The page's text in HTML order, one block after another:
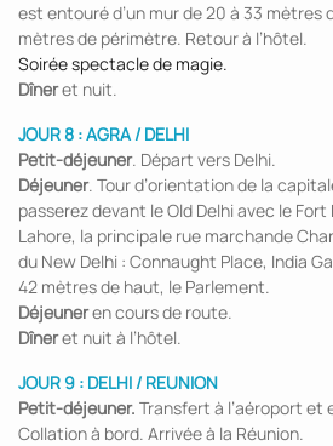
est entouré d’un mur de 20 à 33 mètres
mètres de périmètre. Retour à l’hôtel.
Soirée spectacle de magie.
Dîneret nuit.
JOUR 8 : AGRA / DELHI
Petit-déjeuner. Départ vers Delhi.
Déjeuner. Tour d’orientation de la
passerez devant le Old Delhi avec le
Lahore, la principale rue marchande
du New Delhi : Connaught Place, India
42 mètres de haut, le Parlement.
Déjeuneren cours de route.
Dîneret nuit à l’hôtel.
JOUR 9 : DELHI / REUNION
Petit-déjeuner. Transfert à l’aéroport et
Collation à bord. Arrivée à la Réunion.